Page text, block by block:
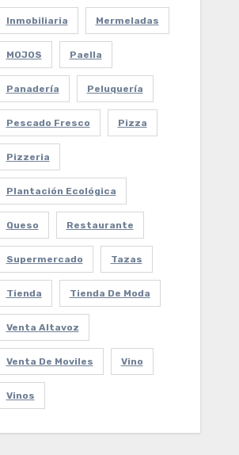
Inmobiliaria Mermeladas
MOJOS Paella
Panadería Peluquería
Pescado Fresco Pizza
Pizzeria
Plantación Ecológica
Queso Restaurante
Supermercado Tazas
Tienda Tienda De Moda
Venta Altavoz
Venta De Moviles Vino
Vinos